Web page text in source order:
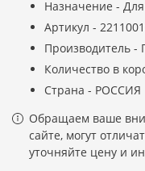
Назначение -
Артикул -
Производитель -
Количество в
Страна - РОССИЯ
Обращаем ваше
сайте, могут
уточняйте цену и